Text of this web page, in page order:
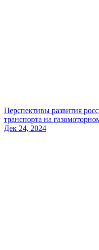
Перспективы развития
транспорта на
Дек 24, 2024